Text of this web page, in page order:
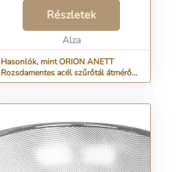
Részletek
Alza
Hasonlók, mint ORION ANETT
Rozsdamentes acél szűrőtál átmérő
20,5 cm